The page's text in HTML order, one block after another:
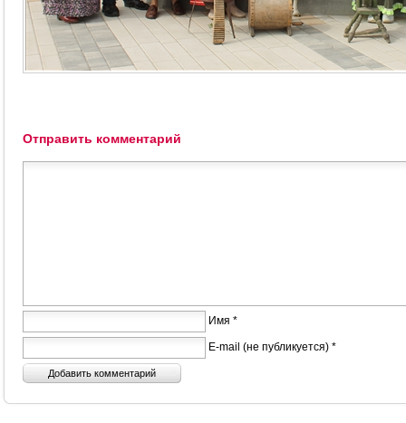
Отправить комментарий
Имя *
E-mail (не публикуется) *